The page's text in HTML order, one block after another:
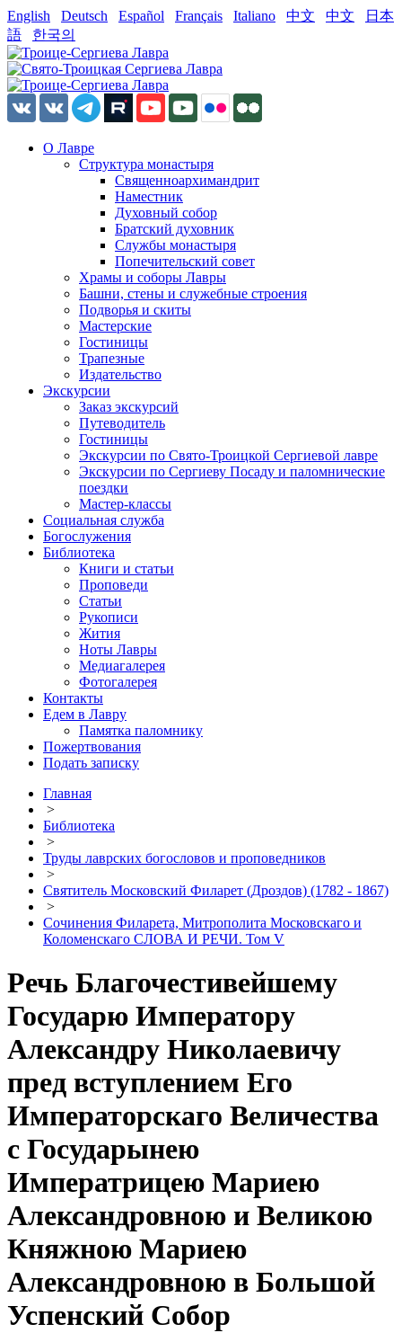
English Deutsch Español Français Italiano 中文 中文
日本
語
한국의
О Лавре
Структура монастыря
Священноархимандрит
Наместник
Духовный собор
Братский духовник
Службы монастыря
Попечительский совет
Храмы и соборы Лавры
Башни, стены и служебные строения
Подворья и скиты
Мастерские
Гостиницы
Трапезные
Издательство
Экскурсии
Заказ экскурсий
Путеводитель
Гостиницы
Экскурсии по Свято-Троицкой Сергиевой лавре
Экскурсии по Сергиеву Посаду и паломнические
поездки
Мастер-классы
Социальная служба
Богослужения
Библиотека
Книги и статьи
Проповеди
Статьи
Рукописи
Жития
Ноты Лавры
Медиагалерея
Фотогалерея
Контакты
Едем в Лавру
Памятка паломнику
Пожертвования
Подать записку
Главная
>
Библиотека
>
Труды лаврских богословов и проповедников
>
Святитель Московский Филарет (Дроздов) (1782 - 1867)
>
Сочинения Филарета, Митрополита Московскаго и
Коломенскаго СЛОВА И РЕЧИ. Том V
Речь Благочестивейшему
Государю Императору
Александру Николаевичу
пред вступлением Его
Императорскаго Величества
с Государынею
Императрицею Мариею
Александровною и Великою
Княжною Мариею
Александровною в Большой
Успенский Собор